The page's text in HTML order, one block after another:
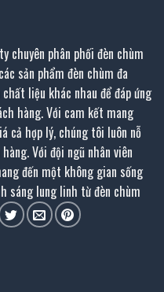
chuyên phân phối đèn chùm
sản phẩm đèn chùm đa
liệu khác nhau để đáp ứng
hàng. Với cam kết mang
cả hợp lý, chúng tôi luôn nỗ
Với đội ngũ nhân viên
đến một không gian sống
sáng lung linh từ đèn chùm